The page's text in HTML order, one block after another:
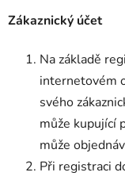
Zákaznický účet
Na základě
internetovém
svého
může kupující
může
Při registraci